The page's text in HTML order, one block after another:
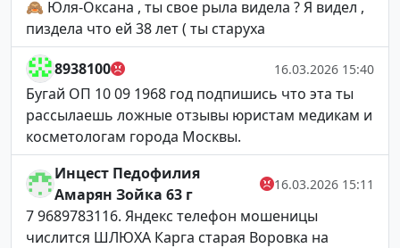
🙈 Юля-Оксана , ты свое рыла видела ? Я видел ,
пиздела что ей 38 лет ( ты старуха
8938100 16.03.2026 15:40
Бугай ОП 10 09 1968 год подпишись что эта ты
рассылаешь ложные отзывы юристам медикам и
косметологам города Москвы.
Инцест Педофилия
Амарян Зойка 63 г
16.03.2026 15:11
7 9689783116. Яндекс телефон мошеницы
числится ШЛЮХА Карга старая Воровка на